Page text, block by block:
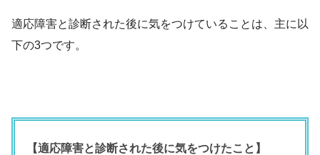
適応障害と診断された後に気をつけていることは、主に以
下の3つです。
【適応障害と診断された後に気をつけたこと】